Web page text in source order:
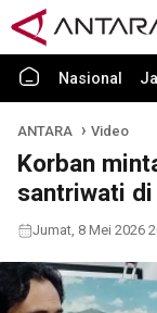
Nasional
ANTARA Video
Korban
santriwati
Jumat, 8 Mei 2026